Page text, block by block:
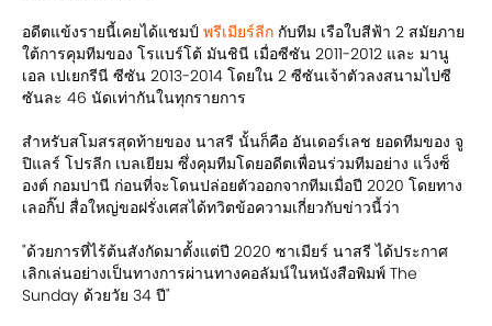
อดีตแข้งรายนี้เคยได้แชมป์ พรีเมียร์ลีก กับทีม เรือใบสีฟ้า 2 สมัยภาย
ใต้การคุมทีมของ โรแบร์โต้ มันชินี เมื่อซีซัน 2011-2012 และ มานู
เอล เปเยกรีนี ซีซัน 2013-2014 โดยใน 2 ซีซันเจ้าตัวลงสนามไปซี
ซันละ 46 นัดเท่ากันในทุกรายการ
สำหรับสโมสรสุดท้ายของ นาสรี นั้นก็คือ อันเดอร์เลช ยอดทีมของ จู
ปิแลร์ โปรลีก เบลเยียม ซึ่งคุมทีมโดยอดีตเพื่อนร่วมทีมอย่าง แว็งซ็
องต์ กอมปานี ก่อนที่จะโดนปล่อยตัวออกจากทีมเมื่อปี 2020 โดยทาง
เลอกิ๊ป สื่อใหญ่ขอฝรั่งเศสได้ทวิตข้อความเกี่ยวกับข่าวนี้ว่า
"ด้วยการที่ไร้ต้นสังกัดมาตั้งแต่ปี 2020 ซาเมียร์ นาสรี ได้ประกาศ
เลิกเล่นอย่างเป็นทางการผ่านทางคอลัมน์ในหนังสือพิมพ์ The
Sunday ด้วยวัย 34 ปี"